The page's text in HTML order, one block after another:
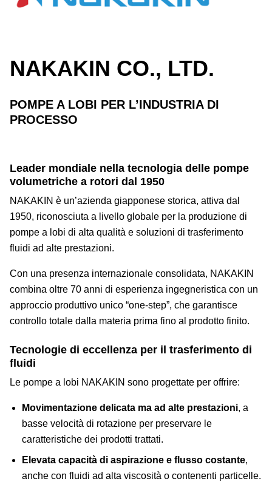
NAKAKIN CO., LTD.
POMPE A LOBI PER L’INDUSTRIA DI
PROCESSO
Leader mondiale nella tecnologia delle pompe
volumetriche a rotori dal 1950
NAKAKIN è un’azienda giapponese storica, attiva dal
1950, riconosciuta a livello globale per la produzione di
pompe a lobi di alta qualità e soluzioni di trasferimento
fluidi ad alte prestazioni.
Con una presenza internazionale consolidata, NAKAKIN
combina oltre 70 anni di esperienza ingegneristica con un
approccio produttivo unico “one-step”, che garantisce
controllo totale dalla materia prima fino al prodotto finito.
Tecnologie di eccellenza per il trasferimento di
fluidi
Le pompe a lobi NAKAKIN sono progettate per offrire:
Movimentazione delicata ma ad alte prestazioni, a
basse velocità di rotazione per preservare le
caratteristiche dei prodotti trattati.
Elevata capacità di aspirazione e flusso costante,
anche con fluidi ad alta viscosità o contenenti particelle.